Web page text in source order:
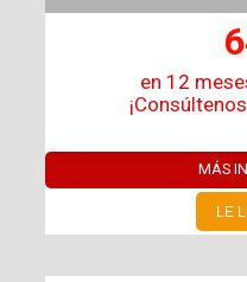
en 12
MÁS
LE